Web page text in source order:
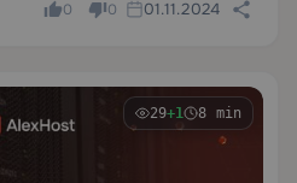
güncelleştirdiğiniz veya hiçbir
0 0 01.11.2024
29+1 8 min